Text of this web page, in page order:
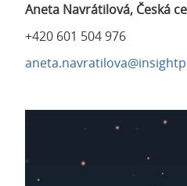
Aneta Navrátilová, Česká
+420 601 504 976